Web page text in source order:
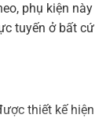
phụ kiện này
tuyến ở bất cứ
thiết kế hiện